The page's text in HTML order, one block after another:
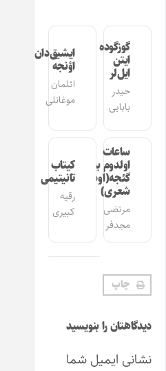
گوزگوده
ایتن
ایل‌لر
حیدر
بابایی
ایشیق‌دان
اؤنجه
ائلمان
موغانلی
ساعات
اولدوم بیر
گئجه(اوشاق
شعری)
مرتضی
مجدفر
کیتاب
تانیتیمی
رقیه
کبیری
چاپ
دیدگاهتان را بنویسید
نشانی ایمیل شما